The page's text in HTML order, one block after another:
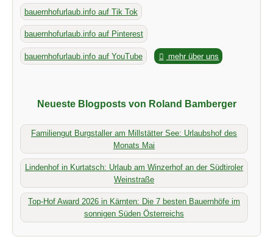
bauernhofurlaub.info auf Tik Tok
bauernhofurlaub.info auf Pinterest
bauernhofurlaub.info auf YouTube mehr über uns
Neueste Blogposts von Roland Bamberger
Familiengut Burgstaller am Millstätter See: Urlaubshof des
Monats Mai
Lindenhof in Kurtatsch: Urlaub am Winzerhof an der Südtiroler
Weinstraße
Top-Hof Award 2026 in Kärnten: Die 7 besten Bauernhöfe im
sonnigen Süden Österreichs